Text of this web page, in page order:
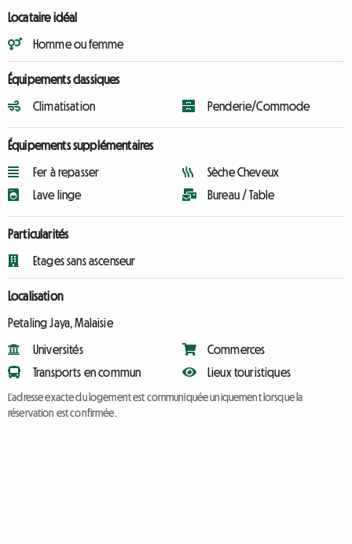
Locataire idéal
Homme ou femme
Équipements classiques
Climatisation Penderie/Commode
Équipements supplémentaires
Fer à repasser
Lave linge
Sèche Cheveux
Bureau / Table
Particularités
Etages sans ascenseur
Localisation
Petaling Jaya, Malaisie
Universités
Transports en commun
Commerces
Lieux touristiques
L'adresse exacte du logement est communiquée uniquement lorsque la
réservation est confirmée.